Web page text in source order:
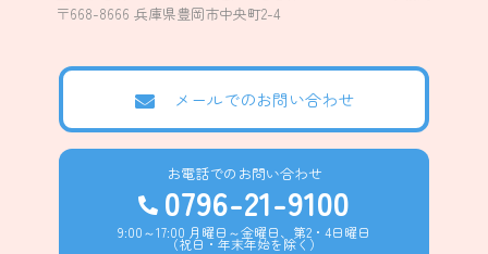
〒668-8666 兵庫県豊岡市中央町2-4
メールでのお問い合わせ
お電話でのお問い合わせ
0796-21-9100
9:00～17:00 月曜日～金曜日、第2・4日曜日
（祝日・年末年始を除く）